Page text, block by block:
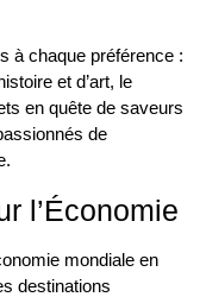
à chaque préférence :
et d’art, le
en quête de saveurs
de
l’Économie
mondiale en
destinations